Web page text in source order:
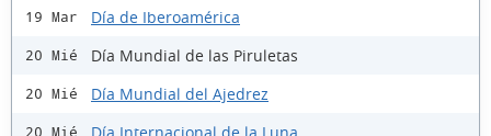
19 Mar Día de Iberoamérica
20 Mié Día Mundial de las Piruletas
20 Mié Día Mundial del Ajedrez
20 Mié